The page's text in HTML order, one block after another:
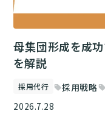
母集団形成を成
を解説
採用代行 sell採用戦略sell
2026.7.28